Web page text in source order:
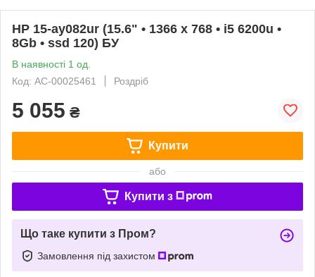
HP 15-ay082ur (15.6" • 1366 х 768 • i5 6200u •
8Gb • ssd 120) БУ
В наявності 1 од.
Код: AC-00025461
Роздріб
5 055 ₴
Купити
або
Купити з
Що таке купити з Пром?
Замовлення під захистом